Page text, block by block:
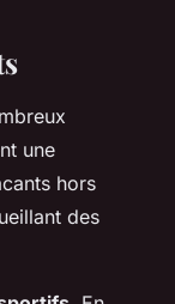
une
hors
des